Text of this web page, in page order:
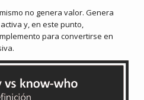
no genera valor. Genera
y, en este punto,
para convertirse en